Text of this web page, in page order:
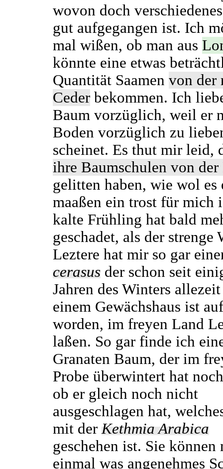
wovon doch
gut aufgegangen ist. Ich
mal wißen, ob man aus
könnte eine etwas
Quantität Saamen von der
Ceder bekommen. Ich
Baum vorzüglich, weil er
Boden vorzüglich zu
scheinet. Es thut mir leid,
ihre Baumschulen von
gelitten haben, wie wol es
maaßen ein trost für mich
kalte Frühling hat bald
geschadet, als der strenge
Leztere hat mir so gar
cerasus der schon seit
Jahren des Winters
einem Gewächshaus ist
worden, im freyen Land
laßen. So gar finde ich
Granaten Baum, der im
Probe überwintert hat
ob er gleich noch nicht
ausgeschlagen hat,
mit derKethmia Arabica
geschehen ist. Sie können
einmal was angenehmes